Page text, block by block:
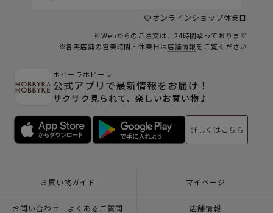
オンラインショップ休業日
※Webからのご注文は、24時間承っております
※各実店舗の営業時間・休業日は店舗情報をご覧ください
ホビーラホビーレ
公式アプリで最新情報をお届け！
サクサク見られて、楽しいお買い物♪
詳しくはこちら
お買い物ガイド マイページ
お問い合わせ - よくあるご質問 店舗情報